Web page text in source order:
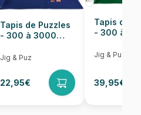
Tapis de Puzzles
- 300 à 3000
Jig & Puz
22,95€
Tapis de
- 300 à
Jig & Puz
39,95€